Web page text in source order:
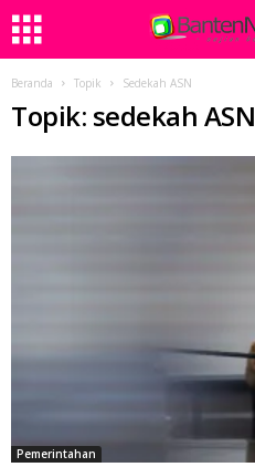
Beranda Topik Sedekah ASN
Topik: sedekah ASN
Pemerintahan